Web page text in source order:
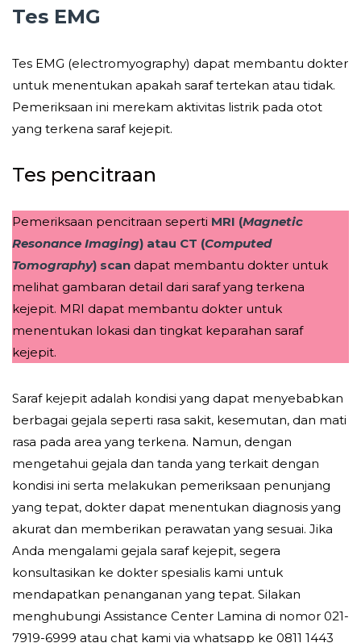
Tes EMG
Tes EMG (electromyography) dapat membantu dokter
untuk menentukan apakah saraf tertekan atau tidak.
Pemeriksaan ini merekam aktivitas listrik pada otot
yang terkena saraf kejepit.
Tes pencitraan
Pemeriksaan pencitraan seperti MRI (Magnetic
Resonance Imaging) atau CT (Computed
Tomography) scan dapat membantu dokter untuk
melihat gambaran detail dari saraf yang terkena
kejepit. MRI dapat membantu dokter untuk
menentukan lokasi dan tingkat keparahan saraf
kejepit.
Saraf kejepit adalah kondisi yang dapat menyebabkan
berbagai gejala seperti rasa sakit, kesemutan, dan mati
rasa pada area yang terkena. Namun, dengan
mengetahui gejala dan tanda yang terkait dengan
kondisi ini serta melakukan pemeriksaan penunjang
yang tepat, dokter dapat menentukan diagnosis yang
akurat dan memberikan perawatan yang sesuai. Jika
Anda mengalami gejala saraf kejepit, segera
konsultasikan ke dokter spesialis kami untuk
mendapatkan penanganan yang tepat. Silakan
menghubungi Assistance Center Lamina di nomor 021-
7919-6999 atau chat kami via whatsapp ke 0811 1443